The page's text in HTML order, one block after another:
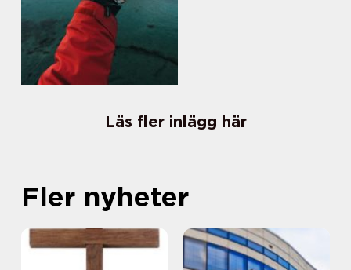
Läs fler inlägg här
Fler nyheter